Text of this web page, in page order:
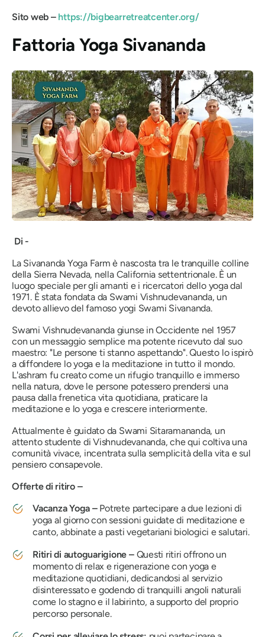
Sito web – https://bigbearretreatcenter.org/
Fattoria Yoga Sivananda
Di -
La Sivananda Yoga Farm è nascosta tra le tranquille colline
della Sierra Nevada, nella California settentrionale. È un
luogo speciale per gli amanti e i ricercatori dello yoga dal
1971. È stata fondata da Swami Vishnudevananda, un
devoto allievo del famoso yogi Swami Sivananda.
Swami Vishnudevananda giunse in Occidente nel 1957
con un messaggio semplice ma potente ricevuto dal suo
maestro: "Le persone ti stanno aspettando".Questo lo ispirò
a diffondere lo yoga e la meditazione in tutto il mondo.
L'ashram fu creato come un rifugio tranquillo e immerso
nella natura, dove le persone potessero prendersi una
pausa dalla frenetica vita quotidiana, praticare la
meditazione e lo yoga e crescere interiormente.
Attualmente è guidato da Swami Sitaramananda, un
attento studente di Vishnudevananda, che qui coltiva una
comunità vivace, incentrata sulla semplicità della vita e sul
pensiero consapevole.
Offerte di ritiro –
Vacanza Yoga – Potrete partecipare a due lezioni di
yoga al giorno con sessioni guidate di meditazione e
canto, abbinate a pasti vegetariani biologici e salutari.
Ritiri di autoguarigione –Questi ritiri offrono un
momento di relax e rigenerazione con yoga e
meditazione quotidiani, dedicandosi al servizio
disinteressato e godendo di tranquilli angoli naturali
come lo stagno e il labirinto, a supporto del proprio
percorso personale.